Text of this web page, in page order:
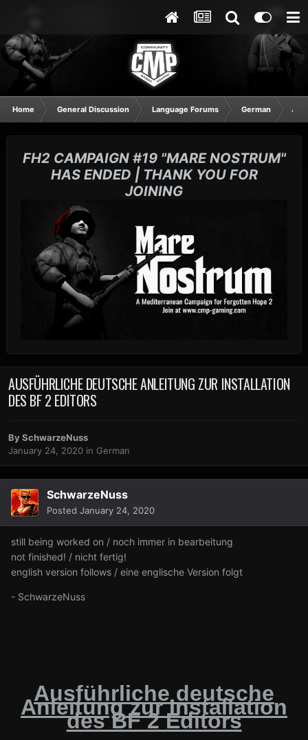
Home General Discussion Language Forums German
FH2 CAMPAIGN #19 "MARE NOSTRUM"
HAS ENDED | THANK YOU FOR
JOINING
AUSFÜHRLICHE DEUTSCHE ANLEITUNG ZUR INSTALLATION
DES BF 2 EDITORS
BySchwarzeNuss
January 24, 2020 in German
SchwarzeNuss
Posted January 24, 2020
still being worked on / noch immer in bearbeitung
not finished! / nicht fertig!
english version follows / eine englische Version folgt
- SchwarzeNuss
Ausführliche deutsche
Anleitung zur Installation
des BF 2 Editors